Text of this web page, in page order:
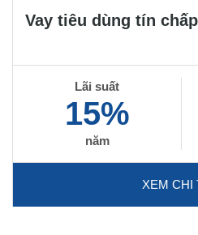
Vay tiêu dùng tín
Lãi suất
15%
năm
XEM CHI